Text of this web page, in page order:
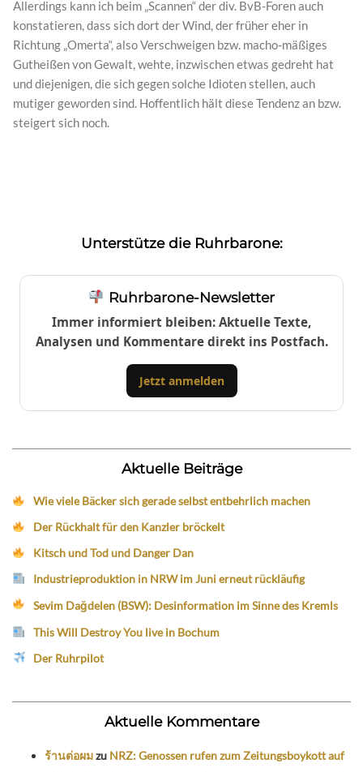
Allerdings kann ich beim „Scannen“ der div. BvB-Foren auch
konstatieren, dass sich dort der Wind, der früher eher in
Richtung „Omerta“, also Verschweigen bzw. macho-mäßiges
Gutheißen von Gewalt, wehte, inzwischen etwas gedreht hat
und diejenigen, die sich gegen solche Idioten stellen, auch
mutiger geworden sind. Hoffentlich hält diese Tendenz an bzw.
steigert sich noch.
Unterstütze die Ruhrbarone:
Ruhrbarone-Newsletter
Immer informiert bleiben: Aktuelle Texte,
Analysen und Kommentare direkt ins Postfach.
Jetzt anmelden
Aktuelle Beiträge
Wie viele Bäcker sich gerade selbst entbehrlich machen
Der Rückhalt für den Kanzler bröckelt
Kitsch und Tod und Danger Dan
Industrieproduktion in NRW im Juni erneut rückläufig
Sevim Dağdelen (BSW): Desinformation im Sinne des Kremls
This Will Destroy You live in Bochum
Der Ruhrpilot
Aktuelle Kommentare
ร้านต่อผมzu NRZ: Genossen rufen zum Zeitungsboykott auf